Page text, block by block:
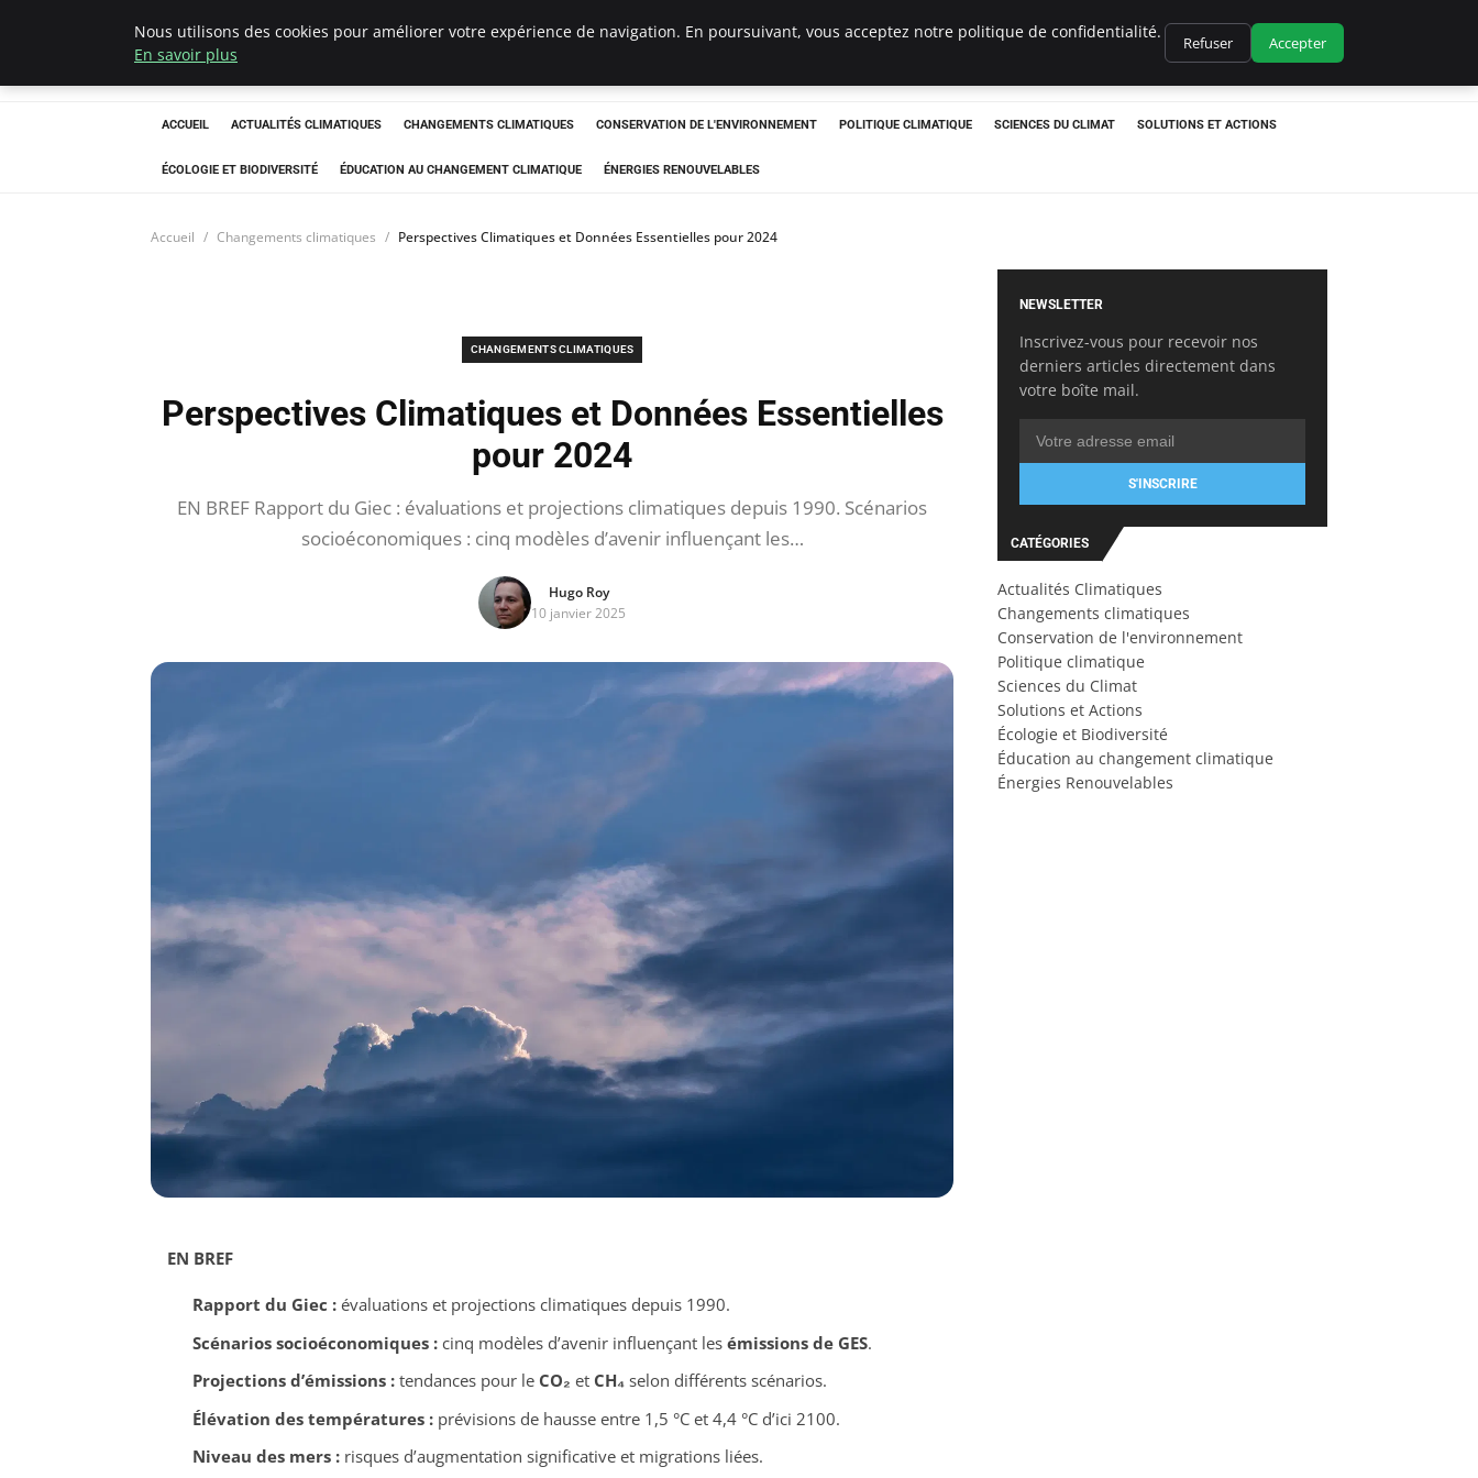
Climatedebtagents
ACCUEIL ACTUALITÉS CLIMATIQUES CHANGEMENTS CLIMATIQUES CONSERVATION DE L'ENVIRONNEMENT POLITIQUE CLIMATIQUE SCIENCES DU CLIMAT SOLUTIONS ET ACTIONS
ÉCOLOGIE ET BIODIVERSITÉ ÉDUCATION AU CHANGEMENT CLIMATIQUE ÉNERGIES RENOUVELABLES
Accueil Changements climatiques Perspectives Climatiques et Données Essentielles pour 2024
CHANGEMENTS CLIMATIQUES
Perspectives Climatiques et Données Essentielles
pour 2024
EN BREF Rapport du Giec : évaluations et projections climatiques depuis 1990. Scénarios
socioéconomiques : cinq modèles d’avenir influençant les…
Hugo Roy
10 janvier 2025
EN BREF
Rapport du Giec :évaluations et projections climatiques depuis 1990.
Scénarios socioéconomiques :cinq modèles d’avenir influençant les émissions de GES.
Projections d’émissions :tendances pour le CO₂ et CH₄selon différents scénarios.
Élévation des températures :prévisions de hausse entre 1,5 °C et 4,4 °C d’ici 2100.
Niveau des mers :risques d’augmentation significative et migrations liées.
NEWSLETTER
Inscrivez-vous pour recevoir nos
derniers articles directement dans
votre boîte mail.
S'INSCRIRE
CATÉGORIES
Actualités Climatiques
Changements climatiques
Conservation de l'environnement
Politique climatique
Sciences du Climat
Solutions et Actions
Écologie et Biodiversité
Éducation au changement climatique
Énergies Renouvelables
Nous utilisons des cookies pour améliorer votre expérience de navigation. En poursuivant, vous acceptez notre politique de confidentialité.
En savoir plus
Refuser Accepter